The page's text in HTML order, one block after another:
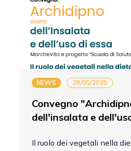
NEWS 28/05/2025
Convegno
dell'insalata e
Il ruolo dei vegetali nella